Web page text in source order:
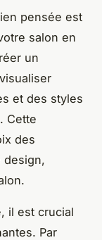
pensée est
salon en
un
et des styles
Cette
des
design,
il est crucial
Par